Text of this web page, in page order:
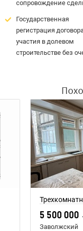
сопровождение
Государственная
регистрация
участия в долевом
строительстве без
5 500 000
Заволжский